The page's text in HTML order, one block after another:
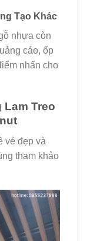
Tạo Khác
nhựa còn
cáo, ốp
nhấn cho
Lam Treo
vẻ đẹp và
tham khảo